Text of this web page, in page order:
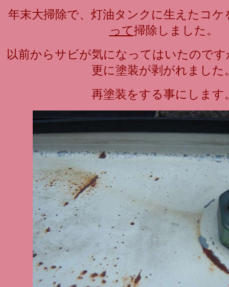
年末大掃除で、灯油タンクに生えたコケ
って掃除しました。
以前からサビが気になってはいたので
更に塗装が剥がれました
再塗装をする事にします